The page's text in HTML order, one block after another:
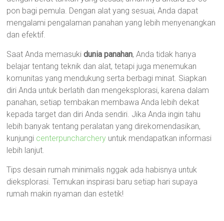
pon bagi pemula. Dengan alat yang sesuai, Anda dapat
mengalami pengalaman panahan yang lebih menyenangkan
dan efektif.
Saat Anda memasukidunia panahan, Anda tidak hanya
belajar tentang teknik dan alat, tetapi juga menemukan
komunitas yang mendukung serta berbagi minat. Siapkan
diri Anda untuk berlatih dan mengeksplorasi, karena dalam
panahan, setiap tembakan membawa Anda lebih dekat
kepada target dan diri Anda sendiri. Jika Anda ingin tahu
lebih banyak tentang peralatan yang direkomendasikan,
kunjungi centerpuncharchery untuk mendapatkan informasi
lebih lanjut.
Tips desain rumah minimalis nggak ada habisnya untuk
dieksplorasi. Temukan inspirasi baru setiap hari supaya
rumah makin nyaman dan estetik!